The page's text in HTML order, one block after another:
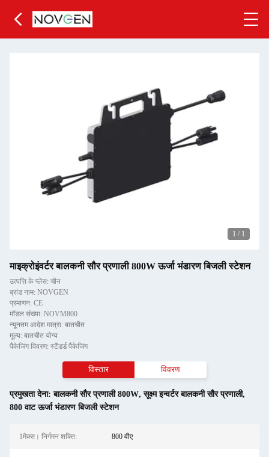
1 / 1
माइक्रोइंवर्टर बालकनी सौर प्रणाली 800W ऊर्जा भंडारण बिजली स्टेशन
उत्पत्ति के प्लेस: चीन
ब्रांड नाम: NOVGEN
प्रमाणन: CE
मॉडल संख्या: NOVM800
न्यूनतम आदेश मात्रा: बातचीत
मूल्य: बातचीत योग्य
पैकेजिंग विवरण: स्टैंडर्ड पैकेजिंग
विस्तार विवरण
प्रमुखता देना:बालकनी सौर प्रणाली 800W,सूक्ष्म इन्वर्टर बालकनी सौर प्रणाली,
800 वाट ऊर्जा भंडारण बिजली स्टेशन
1मैक्स। निर्गमन शक्ति: 800 वीए